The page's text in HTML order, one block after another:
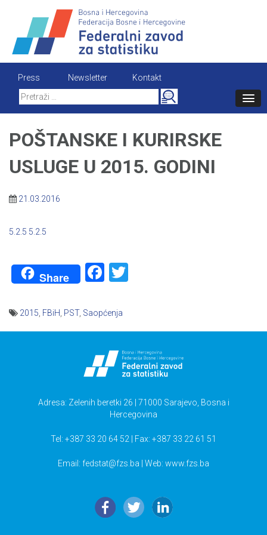
content
Press Newsletter
Kontakt
Search
for:
POŠTANSKE I KURIRSKE
USLUGE U 2015. GODINI
21.03.2016
5.2.5 5.2.5
Share Facebook
2015 FBiH PST, Saopćenja
Adresa: Zelenih beretki 26 | 71000 Sarajevo, Bosna i
Hercegovina
Tel: +387 33 20 64 52 | Fax: +387 33 22 61 51
Email: fedstat@fzs.ba | Web: www.fzs.ba